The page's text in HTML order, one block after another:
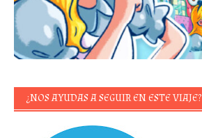
¿NOS AYUDAS A SEGUIR EN ESTE VIAJE?